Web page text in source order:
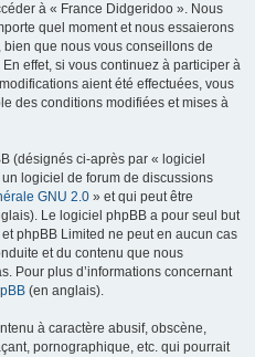
à « France Didgeridoo ». Nous
quel moment et nous essaierons
que nous vous conseillons de
effet, si vous continuez à participer à
aient été effectuées, vous
des conditions modifiées et mises à
(désignés ci-après par « logiciel
logiciel de forum de discussions
GNU 2.0 » et qui peut être
Le logiciel phpBB a pour seul but
phpBB Limited ne peut en aucun cas
et du contenu que nous
Pour plus d’informations concernant
(en anglais).
à caractère abusif, obscène,
pornographique, etc. qui pourrait